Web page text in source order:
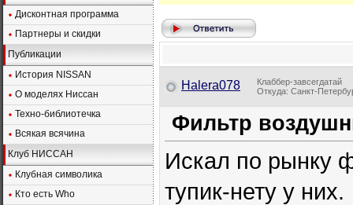
Дисконтная программа
Партнеры и скидки
Публикации
История NISSAN
О моделях Ниссан
Техно-библиотечка
Всякая всячина
Клуб НИССАН
Клубная символика
Кто есть Who
Halera078
Клаббер-завсегдатай
Откуда: Санкт-
Фильтр
Искал по рынку
тупик-нету у них.